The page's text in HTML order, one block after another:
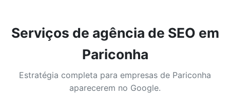
Serviços de agência de SEO em
Pariconha
Estratégia completa para empresas de Pariconha
aparecerem no Google.